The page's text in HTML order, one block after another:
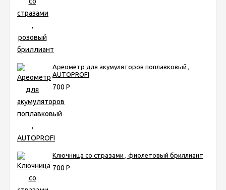
Ареометр для акумуляторов поплавковый ,
AUTOPROFI
700 Р
Ключница со стразами , фиолетовый бриллиант
700 Р